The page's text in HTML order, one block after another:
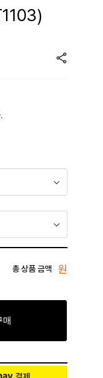
총 상품 금액 원
매